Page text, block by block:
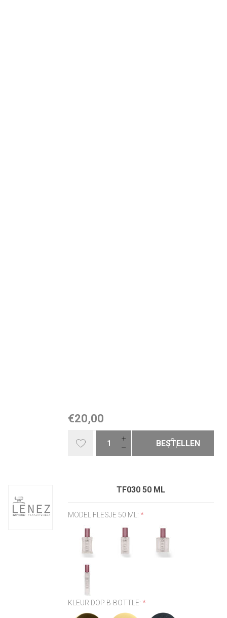
€20,00
BESTELLEN
TF030 50 ML
MODEL FLESJE 50 ML:*
KLEUR DOP B-BOTTLE:*